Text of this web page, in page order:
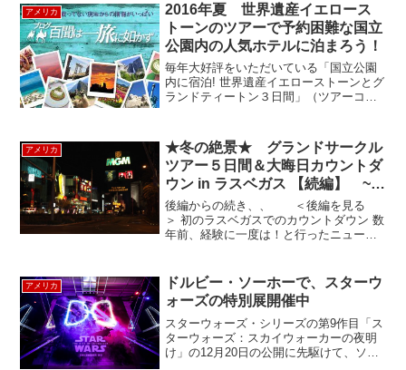
アメリカ
2016年夏 世界遺産イエロース
トーンのツアーで予約困難な国立
公園内の人気ホテルに泊まろう！
毎年大好評をいただいている「国立公園
内に宿泊! 世界遺産イエローストーンとグ
ランドティートン３日間」（ツアーコー
が、今年2016年度、ルックアメリカンツ
アーは出発日に...
アメリカ
★冬の絶景★ グランドサークル
ツアー５日間＆大晦日カウントダ
ウン in ラスベガス 【続編】 ~
Grand Circle 5days ~
後編からの続き、、 ＜後編を見る
＞ 初のラスベガスでのカウントダウン 数
年前、経験に一度は！と行ったニューヨ
ウントダウンボールが見える通りにすら
入れず、「もう諦...
アメリカ
ドルビー・ソーホーで、スターウ
ォーズの特別展開催中
スターウォーズ・シリーズの第9作目「ス
ターウォーズ：スカイウォーカーの夜明
け」の12月20日の公開に先駆けて、ソー